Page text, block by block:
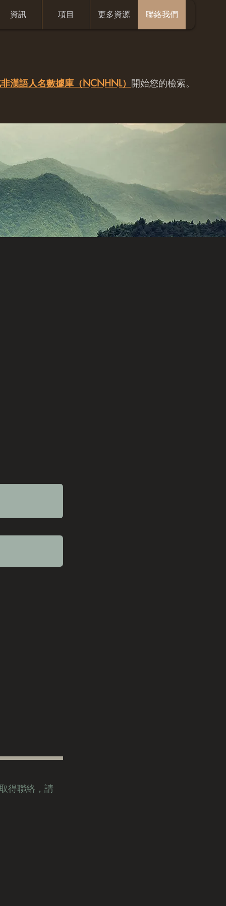
資訊 項目 更多資源 聯絡我們
漢語人名數據庫（NCNHNL） 開始您的檢索。